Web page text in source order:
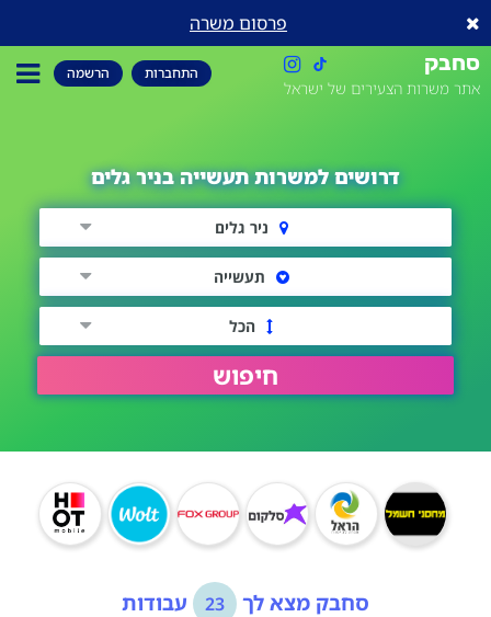
פרסום משרה
סחבק
אתר משרות הצעירים של ישראל
התחברות הרשמה
דרושים למשרות תעשייה בניר גלים
ניר גלים
תעשייה
הכל
חיפוש
סחבק מצא לך 23 עבודות